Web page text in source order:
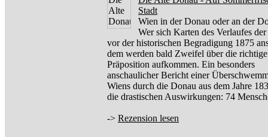
Stadt
Wien in der Donau oder an der
Wer sich Karten des Verlaufes
vor der historischen Begradigung 1875
dem werden bald Zweifel über die richtige
Präposition aufkommen. Ein besonders
anschaulicher Bericht einer
Wiens durch die Donau aus dem Jahre
die drastischen Auswirkungen: 74
-> Rezension lesen